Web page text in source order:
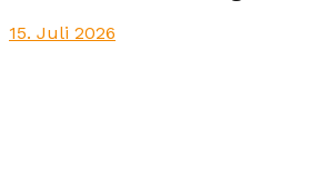
15. Juli 2026